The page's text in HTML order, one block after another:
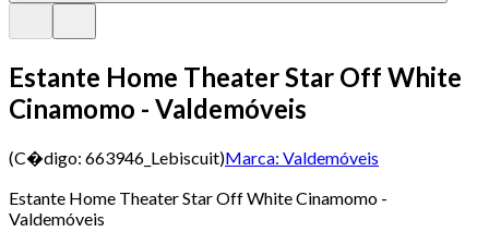
Estante Home Theater Star Off White
Cinamomo - Valdemóveis
(C�digo: 663946_Lebiscuit)Marca: Valdemóveis
Estante Home Theater Star Off White Cinamomo -
Valdemóveis